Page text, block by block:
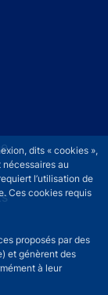
dits « cookies »,
au
l’utilisation de
Ces cookies requis
proposés par des
et génèrent des
à leur